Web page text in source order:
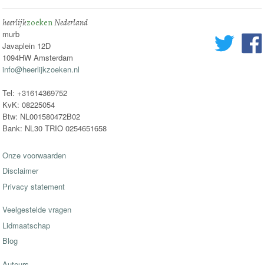
heerlijkzoekenNederland
murb
Javaplein 12D
1094HW Amsterdam
info@heerlijkzoeken.nl
Tel: +31614369752
KvK: 08225054
Btw: NL001580472B02
Bank: NL30 TRIO 0254651658
Onze voorwaarden
Disclaimer
Privacy statement
Veelgestelde vragen
Lidmaatschap
Blog